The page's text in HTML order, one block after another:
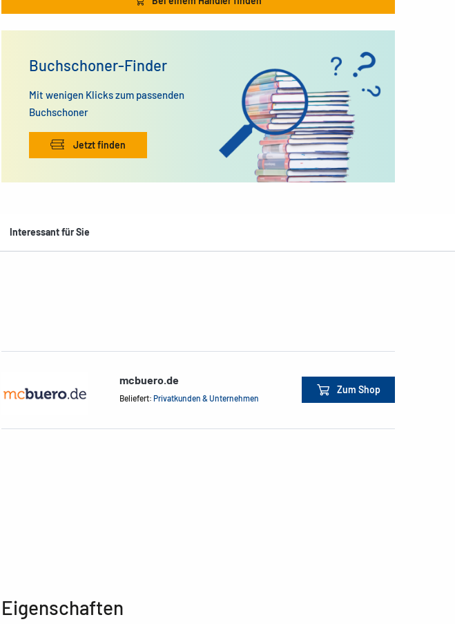
Buchschoner-Finder
Mit wenigen Klicks zum passenden
Buchschoner
Jetzt finden
Interessant für Sie
mcbuero.de
Beliefert: Privatkunden & Unternehmen
Zum Shop
Eigenschaften